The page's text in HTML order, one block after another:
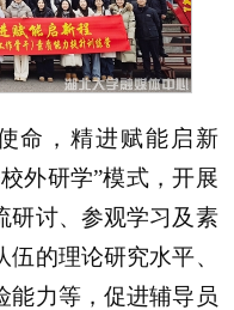
命，精进赋能启新
外研学”模式，开展
研讨、参观学习及素
的理论研究水平、
能力等，促进辅导员